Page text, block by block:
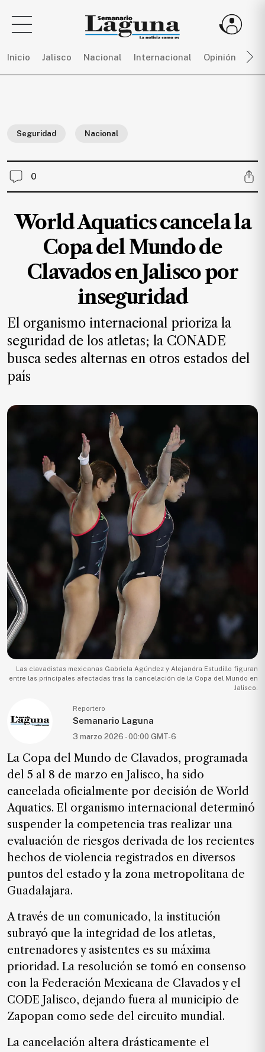
Inicio Jalisco Nacional Internacional Opinión
actualidad
únete
a
LAGUNA
por
MXN
Suscríbete ahora
NOTICIAS
Internacional
Opinión
Deportes
Seguridad
Educación
Salud
Política
Entretenimiento
Real
Gente
PARA
SUSCRIPTORES
Edición
digital
Nosotros
Contáctanos
Anúnciate
con
nosotros
Donativos
Seguridad Nacional
0
World Aquatics cancela la
Copa del Mundo de
Clavados en Jalisco por
inseguridad
El organismo internacional prioriza la
seguridad de los atletas; la CONADE
busca sedes alternas en otros estados del
país
Las clavadistas mexicanas Gabriela Agúndez y Alejandra Estudillo figuran
entre las principales afectadas tras la cancelación de la Copa del Mundo en
Jalisco.
Reportero
Semanario Laguna
3 marzo 2026 - 00:00 GMT-6
La Copa del Mundo de Clavados, programada
del 5 al 8 de marzo en Jalisco, ha sido
cancelada oficialmente por decisión de World
Aquatics. El organismo internacional determinó
suspender la competencia tras realizar una
evaluación de riesgos derivada de los recientes
hechos de violencia registrados en diversos
puntos del estado y la zona metropolitana de
Guadalajara.
A través de un comunicado, la institución
subrayó que la integridad de los atletas,
entrenadores y asistentes es su máxima
prioridad. La resolución se tomó en consenso
con la Federación Mexicana de Clavados y el
CODE Jalisco, dejando fuera al municipio de
Zapopan como sede del circuito mundial.
La cancelación altera drásticamente el